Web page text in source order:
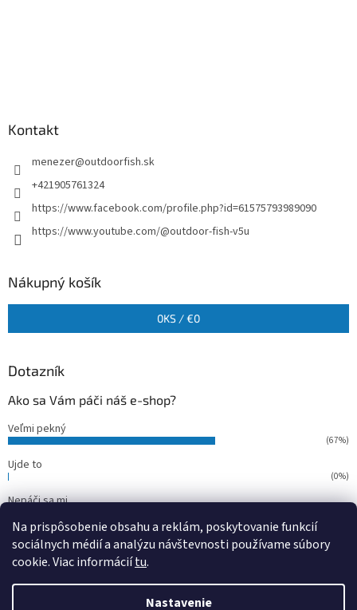
Na prispôsobenie obsahu a reklám, poskytovanie funkcií
sociálnych médií a analýzu návštevnosti používame súbory
cookie. Viac informáciítu.
Nastavenie
Kontakt
menezer@outdoorfish.sk
+421905761324
https://www.facebook.com/profile.php?id=61575793989090
https://www.youtube.com/@outdoor-fish-v5u
Nákupný košík
0KS /€0
Dotazník
Ako sa Vám páči náš e-shop?
Veľmi pekný
(67%)
Ujde to
(0%)
Nepáči sa mi
Počet hlasov:15